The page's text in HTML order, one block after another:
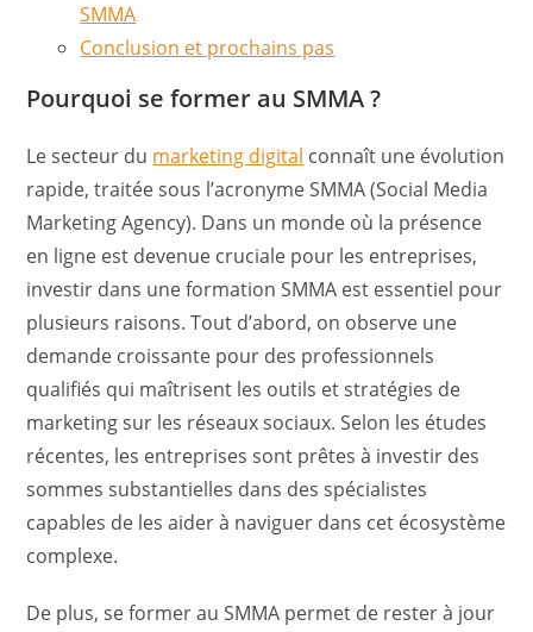
SMMA
Conclusion et prochains pas
Pourquoi se former au SMMA ?
Le secteur du marketing digital connaît une évolution
rapide, traitée sous l’acronyme SMMA (Social Media
Marketing Agency). Dans un monde où la présence
en ligne est devenue cruciale pour les entreprises,
investir dans une formation SMMA est essentiel pour
plusieurs raisons. Tout d’abord, on observe une
demande croissante pour des professionnels
qualifiés qui maîtrisent les outils et stratégies de
marketing sur les réseaux sociaux. Selon les études
récentes, les entreprises sont prêtes à investir des
sommes substantielles dans des spécialistes
capables de les aider à naviguer dans cet écosystème
complexe.
De plus, se former au SMMA permet de rester à jour